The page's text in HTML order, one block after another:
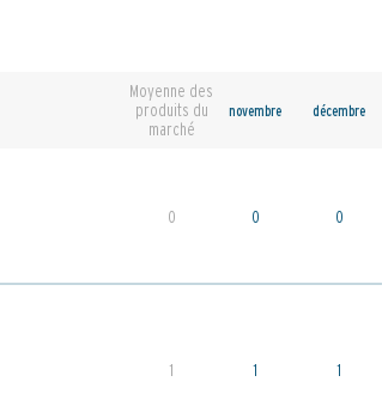
Moyenne des
produits du
marché
novembre décembre
0 0 0
1 1 1